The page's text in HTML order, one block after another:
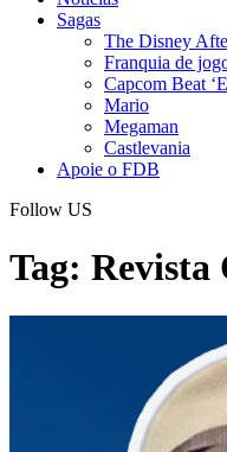
Sagas
The Disney
Franquia de
Capcom Beat
Mario
Megaman
Castlevania
Apoie o FDB
Follow US
Tag: Revista